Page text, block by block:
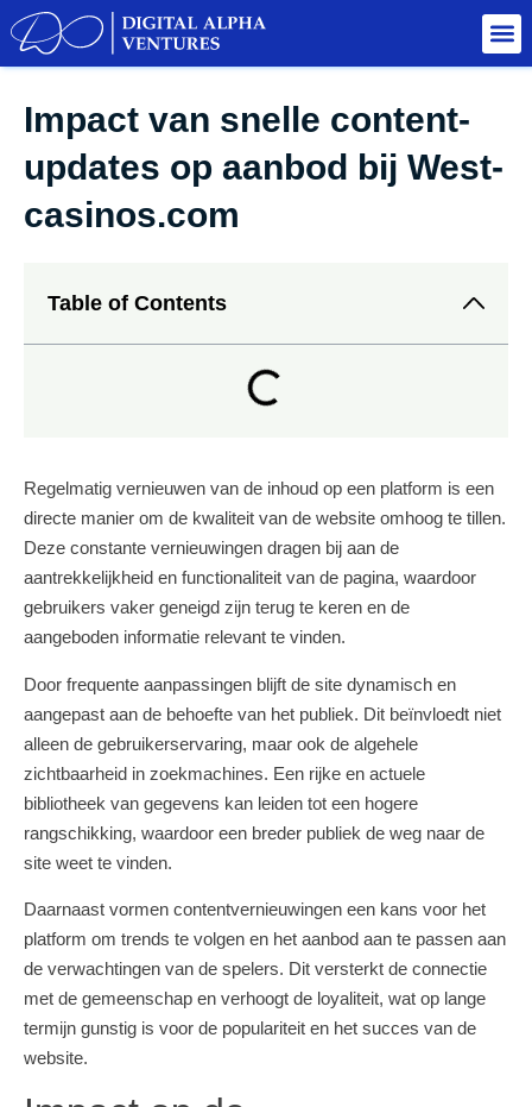
Impact van snelle content-
updates op aanbod bij West-
casinos.com
Table of Contents
Regelmatig vernieuwen van de inhoud op een platform is een
directe manier om de kwaliteit van de website omhoog te tillen.
Deze constante vernieuwingen dragen bij aan de
aantrekkelijkheid en functionaliteit van de pagina, waardoor
gebruikers vaker geneigd zijn terug te keren en de
aangeboden informatie relevant te vinden.
Door frequente aanpassingen blijft de site dynamisch en
aangepast aan de behoefte van het publiek. Dit beïnvloedt niet
alleen de gebruikerservaring, maar ook de algehele
zichtbaarheid in zoekmachines. Een rijke en actuele
bibliotheek van gegevens kan leiden tot een hogere
rangschikking, waardoor een breder publiek de weg naar de
site weet te vinden.
Daarnaast vormen contentvernieuwingen een kans voor het
platform om trends te volgen en het aanbod aan te passen aan
de verwachtingen van de spelers. Dit versterkt de connectie
met de gemeenschap en verhoogt de loyaliteit, wat op lange
termijn gunstig is voor de populariteit en het succes van de
website.